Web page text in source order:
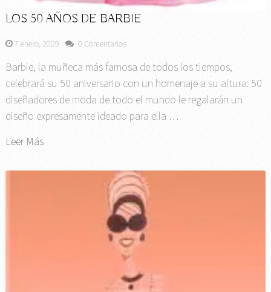
LOS 50 AÑOS DE BARBIE
7 enero, 2009 0 Comentarios
Barbie, la muñeca más famosa de todos los tiempos,
celebrará su 50 aniversario con un homenaje a su altura: 50
diseñadores de moda de todo el mundo le regalarán un
diseño expresamente ideado para ella …
Leer Más